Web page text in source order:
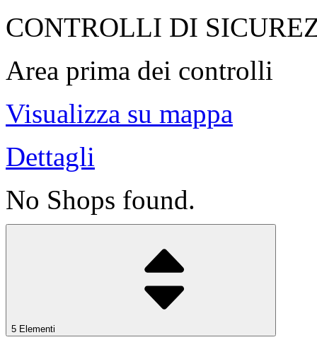
CONTROLLI DI
Area prima dei controlli
Visualizza su mappa
Dettagli
No Shops found.
5 Elementi